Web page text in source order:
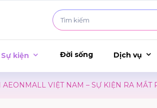
Sự kiện Đời sống Dịch vụ
VIỆT NAM – SỰ KIỆN RA MẮT